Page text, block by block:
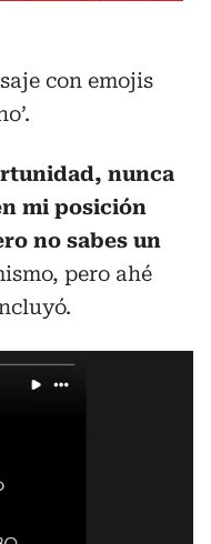
con emojis
nunca
mi posición
no sabes un
pero ahé